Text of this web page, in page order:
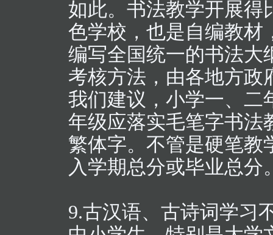
如此。书法教学开展得
色学校，也是自编教材
编写全国统一的书法大
考核方法，由各地方政
我们建议，小学一、二
年级应落实毛笔字书法
繁体字。不管是硬笔教
入学期总分或毕业总分
9.古汉语、古诗词学习